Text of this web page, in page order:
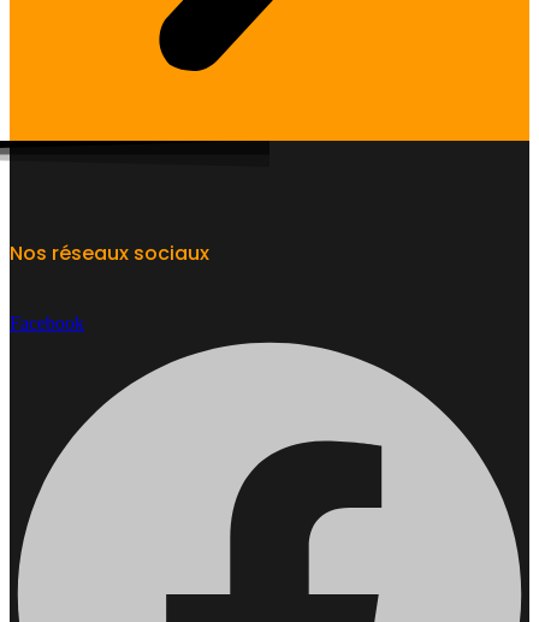
Nos réseaux sociaux
Facebook